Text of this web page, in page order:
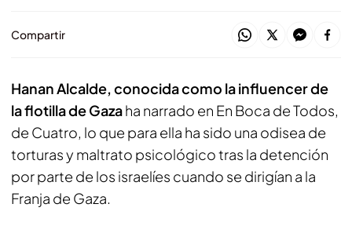
Compartir
Hanan Alcalde, conocida como la influencer de
la flotilla de Gazaha narrado en En Boca de Todos,
de Cuatro, lo que para ella ha sido una odisea de
torturas y maltrato psicológico tras la detención
por parte de los israelíes cuando se dirigían a la
Franja de Gaza.